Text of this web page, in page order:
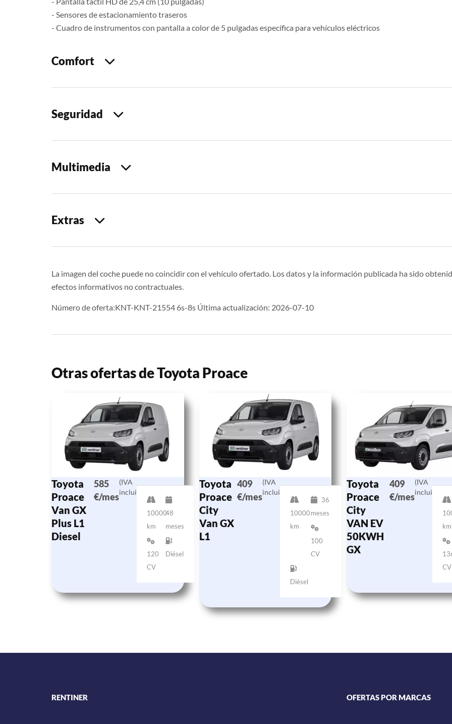
- Sensores de estacionamiento traseros
- Cuadro de instrumentos con pantalla a color de 5 pulgadas específica para vehículos eléctricos
Comfort
Seguridad
Multimedia
Extras
La imagen del coche puede no coincidir con el vehículo ofertado. Los datos y la información publicada ha sido
efectos informativos no contractuales.
Número de oferta:KNT-KNT-21554 6s-8s Última actualización: 2026-07-10
Otras ofertas de Toyota Proace
Toyota
Proace
Van GX
Plus L1
Diesel
585
€/mes
(IVA
incluido)
10000
km
48
meses
120
CV
Diésel
Toyota
Proace
City
Van GX
L1
409
€/mes
(IVA
incluido)
10000
km
36
meses
100
CV
Diésel
Toyota
Proace
City
VAN EV
50KWH
GX
409
€/mes
(IVA
incluido)
km
CV
RENTINER OFERTAS POR MARCAS